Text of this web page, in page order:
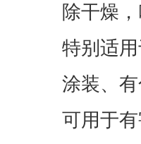
除干燥
特别适
涂装、
可用于